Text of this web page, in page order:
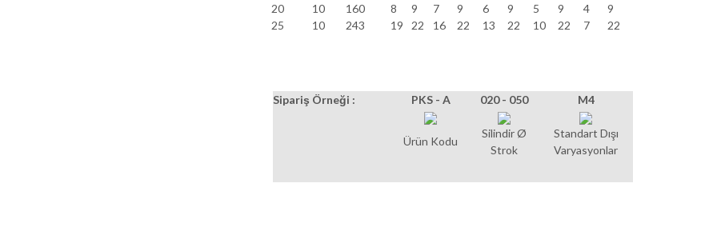
20
10 160 8 9 7 9 6 9 5 9 4
9
25
10 243 19 22 16 22 13 22 10 22 7 22
Sipariş Örneği : PKS - A 020 - 050 M4
Ürün Kodu
Silindir Ø
Strok
Standart Dışı
Varyasyonlar